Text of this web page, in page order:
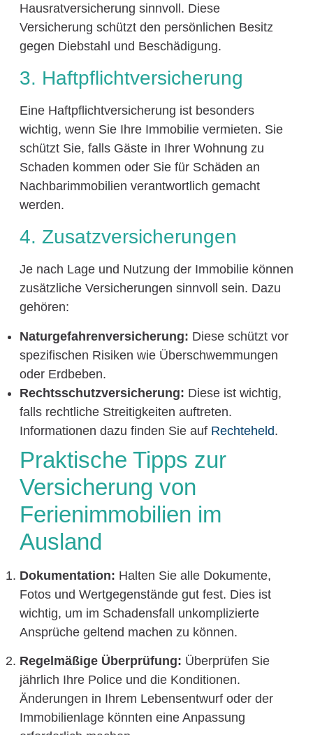
Hausratversicherung sinnvoll. Diese
Versicherung schützt den persönlichen Besitz
gegen Diebstahl und Beschädigung.
3. Haftpflichtversicherung
Eine Haftpflichtversicherung ist besonders
wichtig, wenn Sie Ihre Immobilie vermieten. Sie
schützt Sie, falls Gäste in Ihrer Wohnung zu
Schaden kommen oder Sie für Schäden an
Nachbarimmobilien verantwortlich gemacht
werden.
4. Zusatzversicherungen
Je nach Lage und Nutzung der Immobilie können
zusätzliche Versicherungen sinnvoll sein. Dazu
gehören:
Naturgefahrenversicherung: Diese schützt vor
spezifischen Risiken wie Überschwemmungen
oder Erdbeben.
Rechtsschutzversicherung: Diese ist wichtig,
falls rechtliche Streitigkeiten auftreten.
Informationen dazu finden Sie auf Rechteheld.
Praktische Tipps zur
Versicherung von
Ferienimmobilien im
Ausland
Dokumentation: Halten Sie alle Dokumente,
Fotos und Wertgegenstände gut fest. Dies ist
wichtig, um im Schadensfall unkomplizierte
Ansprüche geltend machen zu können.
Regelmäßige Überprüfung: Überprüfen Sie
jährlich Ihre Police und die Konditionen.
Änderungen in Ihrem Lebensentwurf oder der
Immobilienlage könnten eine Anpassung